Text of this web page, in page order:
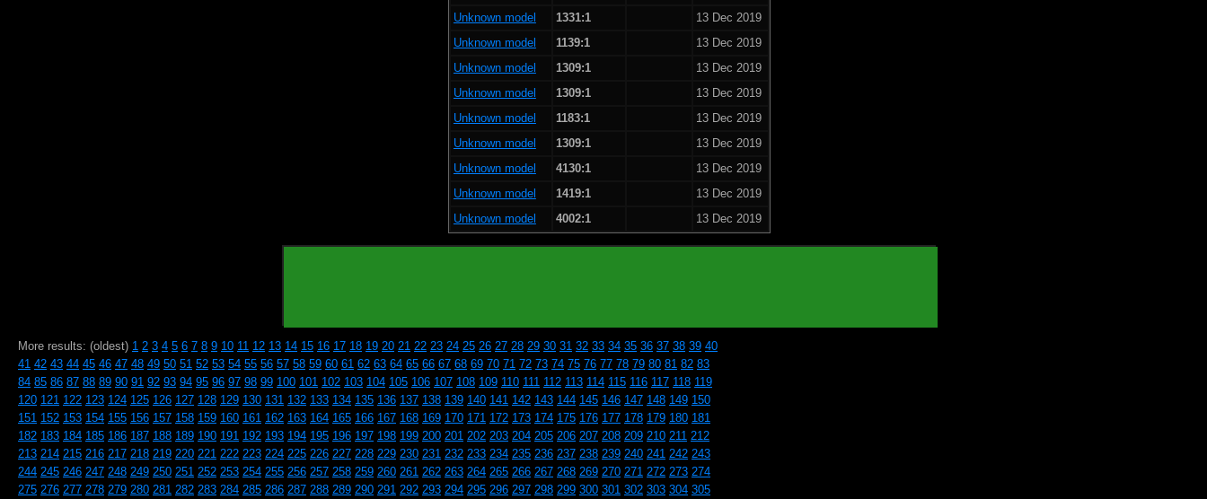
Unknown model
1331:1
13 Dec 2019
Unknown model
1139:1
13 Dec 2019
Unknown model
1309:1
13 Dec 2019
Unknown model
1309:1
13 Dec 2019
Unknown model
1183:1
13 Dec 2019
Unknown model
1309:1
13 Dec 2019
Unknown model
4130:1
13 Dec 2019
Unknown model
1419:1
13 Dec 2019
Unknown model
4002:1 13 Dec 2019
More results: (oldest) 1 2 3 4 5 6 7 8 9 10 11 12 13 14 15 16 17 18 19 20 21 22 23 24 25 26 27 28 29 30 31 32 33 34 35 36 37 38 39 40
41 42 43 44 45 46 47 48 49 50 51 52 53 54 55 56 57 58 59 60 61 62 63 64 65 66 67 68 69 70 71 72 73 74 75 76 77 78 79 80 81 82 83
84 85 86 87 88 89 90 91 92 93 94 95 96 97 98 99 100 101 102 103 104 105 106 107 108 109 110 111 112 113 114 115 116 117 118 119
120 121 122 123 124 125 126 127 128 129 130 131 132 133 134 135 136 137 138 139 140 141 142 143 144 145 146 147 148 149 150
151 152 153 154 155 156 157 158 159 160 161 162 163 164 165 166 167 168 169 170 171 172 173 174 175 176 177 178 179 180 181
182 183 184 185 186 187 188 189 190 191 192 193 194 195 196 197 198 199 200 201 202 203 204 205 206 207 208 209 210 211 212
213 214 215 216 217 218 219 220 221 222 223 224 225 226 227 228 229 230 231 232 233 234 235 236 237 238 239 240 241 242 243
244 245 246 247 248 249 250 251 252 253 254 255 256 257 258 259 260 261 262 263 264 265 266 267 268 269 270 271 272 273 274
275 276 277 278 279 280 281 282 283 284 285 286 287 288 289 290 291 292 293 294 295 296 297 298 299 300 301 302 303 304 305